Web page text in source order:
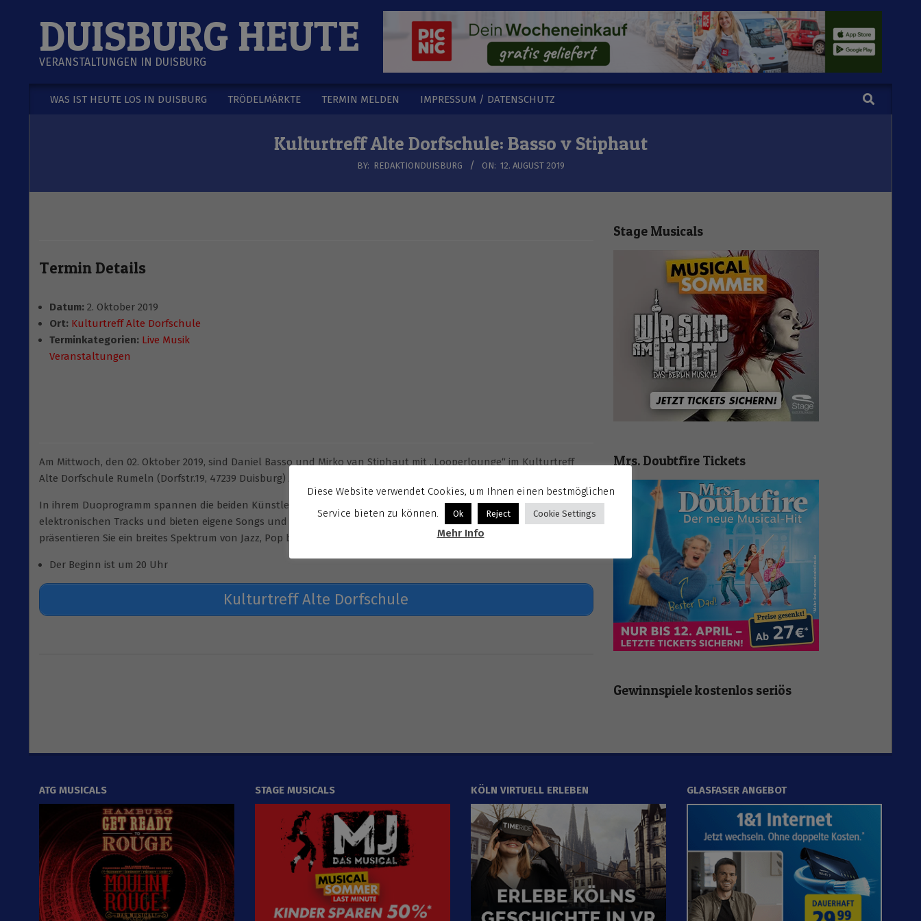
DUISBURG HEUTE
VERANSTALTUNGEN IN DUISBURG
Secondary
WAS IST HEUTE LOS IN DUISBURG TRÖDELMÄRKTE TERMIN MELDEN IMPRESSUM / DATENSCHUTZ Search
Kulturtreff Alte Dorfschule: Basso v Stiphaut
BY: REDAKTIONDUISBURG ON: 12. AUGUST 2019
Termin Details
Datum: 2. Oktober 2019
Ort: Kulturtreff Alte Dorfschule
Terminkategorien: Live Musik
Veranstaltungen
Am Mittwoch, den 02. Oktober 2019, sind Daniel Basso und Mirko van Stiphaut mit „Looperlounge“ im Kulturtreff
Alte Dorfschule Rumeln (Dorfstr.19, 47239 Duisburg) zu Gast.
In ihrem Duoprogramm spannen die beiden Künstler den musikalischen Bogen von puren Akustiksongs bis hin zu
elektronischen Tracks und bieten eigene Songs und originelle Bearbeitungen bekannter Klassiker. Dabei
präsentieren Sie ein breites Spektrum von Jazz, Pop bis hin zu Funk´ n Soul.
Der Beginn ist um 20 Uhr
Kulturtreff Alte Dorfschule
Stage Musicals
Mrs. Doubtfire Tickets
Gewinnspiele kostenlos seriös
ATG MUSICALS STAGE MUSICALS KÖLN VIRTUELL ERLEBEN GLASFASER ANGEBOT
Diese Website verwendet Cookies, um Ihnen einen bestmöglichen
Service bieten zu können.
Ok Reject Cookie Settings
Mehr Info